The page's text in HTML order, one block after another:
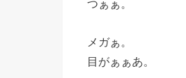
つぁぁ。
メガぁ。
目がぁぁあ。